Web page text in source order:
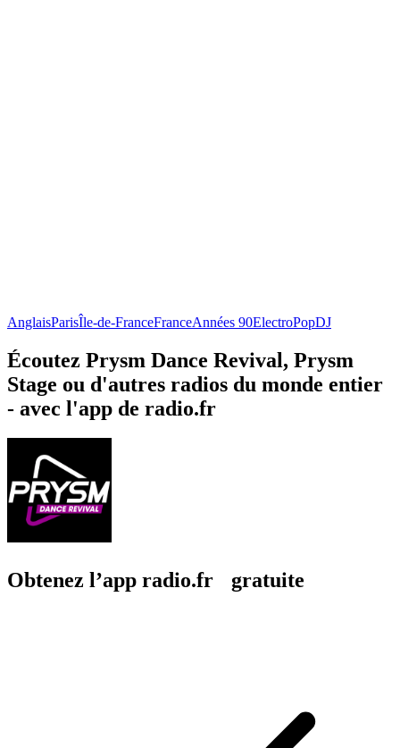
AnglaisParisÎle-de-FranceFranceAnnées 90ElectroPopDJ
Écoutez Prysm Dance Revival, Prysm
Stage ou d'autres radios du monde entier
- avec l'app de radio.fr
Obtenez l’app radio.fr gratuite